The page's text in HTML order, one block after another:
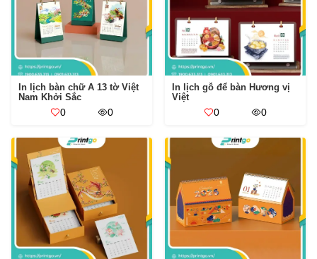
In lịch bàn chữ A 13 tờ Việt
Nam Khởi Sắc
0 0
In lịch gỗ để bàn Hương vị
Việt
0 0